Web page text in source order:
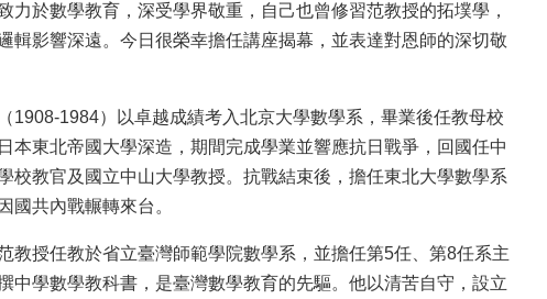
力於數學教育，深受學界敬重，自己也曾修習范教授的拓墣學，
輯影響深遠。今日很榮幸擔任講座揭幕，並表達對恩師的深切敬
1908-1984）以卓越成績考入北京大學數學系，畢業後任教母校
本東北帝國大學深造，期間完成學業並響應抗日戰爭，回國任中
校教官及國立中山大學教授。抗戰結束後，擔任東北大學數學系
國共內戰輾轉來台。
教授任教於省立臺灣師範學院數學系，並擔任第5任、第8任系主
中學數學教科書，是臺灣數學教育的先驅。他以清苦自守，設立